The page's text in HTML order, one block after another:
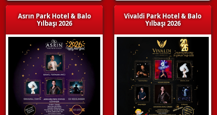
Asrın Park Hotel & Balo
Yılbaşı 2026
Vivaldi Park Hotel & Balo
Yılbaşı 2026